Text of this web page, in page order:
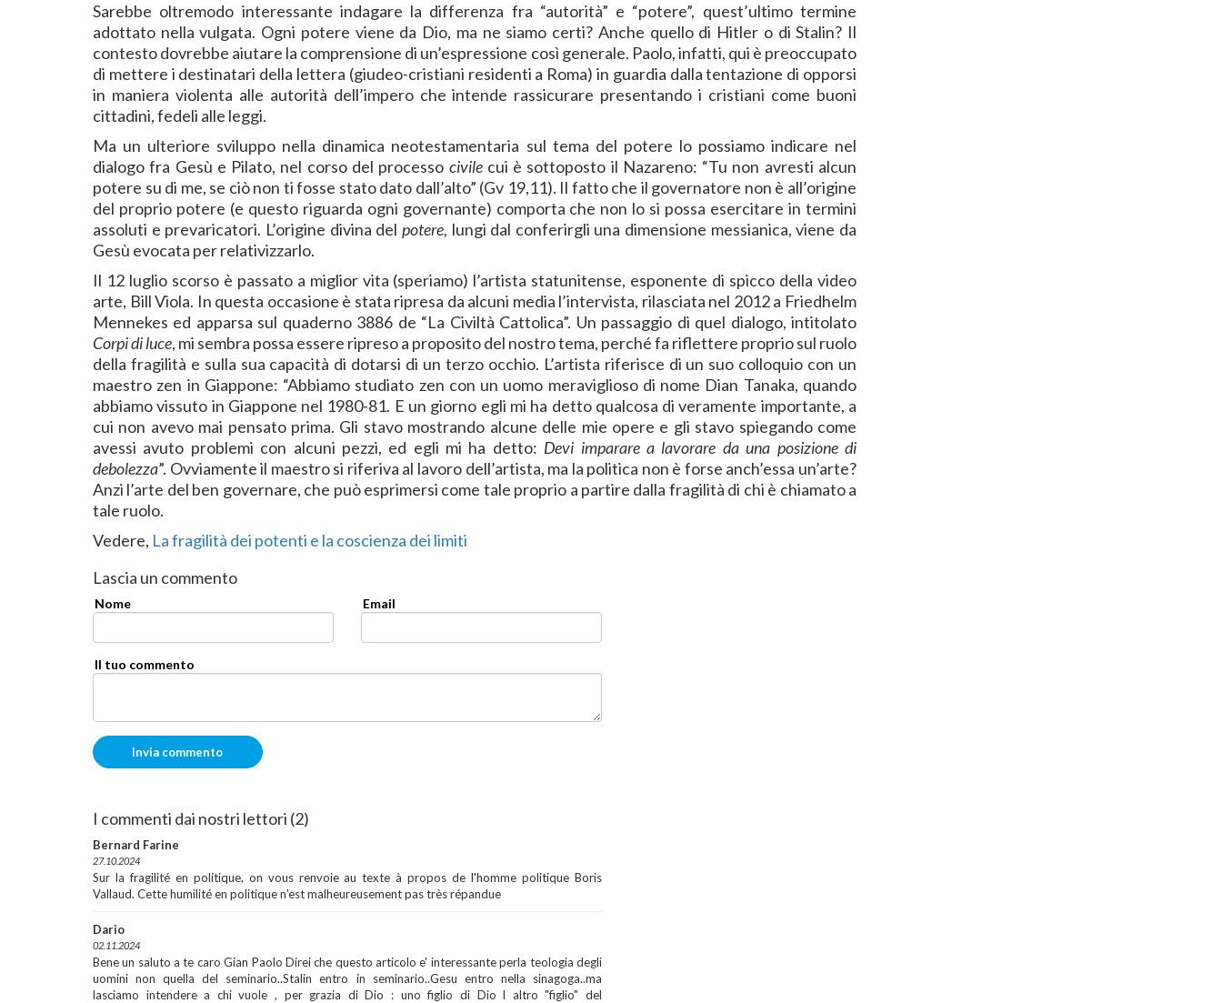
Sarebbe oltremodo interessante indagare la differenza fra “autorità” e “potere”, quest’ultimo termine
adottato nella vulgata. Ogni potere viene da Dio, ma ne siamo certi? Anche quello di Hitler o di Stalin? Il
contesto dovrebbe aiutare la comprensione di un’espressione così generale. Paolo, infatti, qui è preoccupato
di mettere i destinatari della lettera (giudeo-cristiani residenti a Roma) in guardia dalla tentazione di opporsi
in maniera violenta alle autorità dell’impero che intende rassicurare presentando i cristiani come buoni
cittadini, fedeli alle leggi.
Ma un ulteriore sviluppo nella dinamica neotestamentaria sul tema del potere lo possiamo indicare nel
dialogo fra Gesù e Pilato, nel corso del processo civilecui è sottoposto il Nazareno: “Tu non avresti alcun
potere su di me, se ciò non ti fosse stato dato dall’alto” (Gv 19,11). Il fatto che il governatore non è all’origine
del proprio potere (e questo riguarda ogni governante) comporta che non lo si possa esercitare in termini
assoluti e prevaricatori. L’origine divina del potere, lungi dal conferirgli una dimensione messianica, viene da
Gesù evocata per relativizzarlo.
Il 12 luglio scorso è passato a miglior vita (speriamo) l’artista statunitense, esponente di spicco della video
arte, Bill Viola. In questa occasione è stata ripresa da alcuni media l’intervista, rilasciata nel 2012 a Friedhelm
Mennekes ed apparsa sul quaderno 3886 de “La Civiltà Cattolica”. Un passaggio di quel dialogo, intitolato
Corpi di luce, mi sembra possa essere ripreso a proposito del nostro tema, perché fa riflettere proprio sul ruolo
della fragilità e sulla sua capacità di dotarsi di un terzo occhio. L’artista riferisce di un suo colloquio con un
maestro zen in Giappone: “Abbiamo studiato zen con un uomo meraviglioso di nome Dian Tanaka, quando
abbiamo vissuto in Giappone nel 1980-81. E un giorno egli mi ha detto qualcosa di veramente importante, a
cui non avevo mai pensato prima. Gli stavo mostrando alcune delle mie opere e gli stavo spiegando come
avessi avuto problemi con alcuni pezzi, ed egli mi ha detto: Devi imparare a lavorare da una posizione di
debolezza”. Ovviamente il maestro si riferiva al lavoro dell’artista, ma la politica non è forse anch’essa un’arte?
Anzi l’arte del ben governare, che può esprimersi come tale proprio a partire dalla fragilità di chi è chiamato a
tale ruolo.
Vedere, La fragilità dei potenti e la coscienza dei limiti
Lascia un commento
Nome Email
Il tuo commento
I commenti dai nostri lettori (2)
Bernard Farine
27.10.2024
Sur la fragilité en politique, on vous renvoie au texte à propos de l'homme politique Boris
Vallaud. Cette humilité en politique n'est malheureusement pas très répandue
Dario
02.11.2024
Bene un saluto a te caro Gian Paolo Direi che questo articolo e' interessante perla teologia degli
uomini non quella del seminario..Stalin entro in seminario..Gesu entro nella sinagoga..ma
lasciamo intendere a chi vuole , per grazia di Dio : uno figlio di Dio l altro "figlio" del